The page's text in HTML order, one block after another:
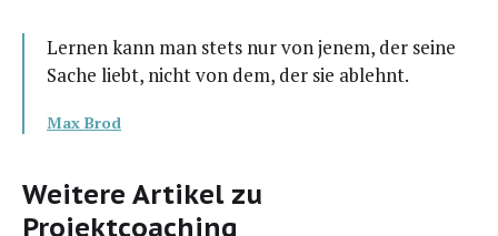
Ler­nen kann man stets nur von jenem, der sei­ne
Sache liebt, nicht von dem, der sie ablehnt.
Max Brod
Weitere Artikel zu
Projektcoaching